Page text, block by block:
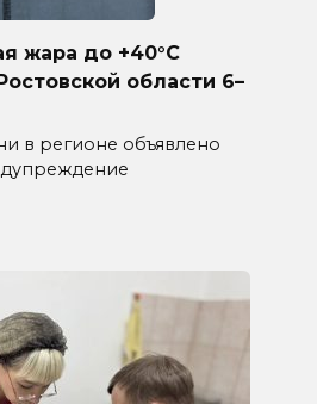
жара до +40°C
области 6–
в регионе объявлено